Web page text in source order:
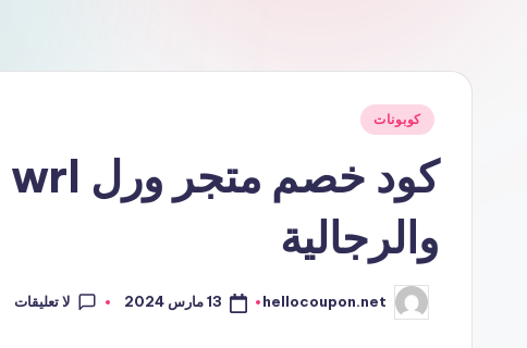
نُشركوبونات
والرجالية
تمّ
النشر
hellocoupon.net 13 مارس 2024 لا تعليقات